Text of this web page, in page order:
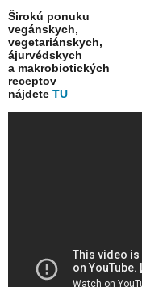
Širokú ponuku
vegánskych,
vegetariánskych,
ájurvédskych
a makrobiotických
receptov
nájdete TU